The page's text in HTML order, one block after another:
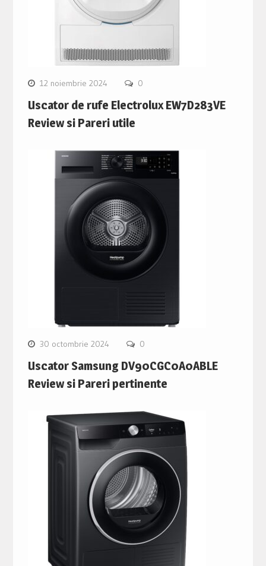
12 noiembrie 2024 0
Uscator de rufe Electrolux EW7D283VE
Review si Pareri utile
30 octombrie 2024 0
Uscator Samsung DV90CGC0A0ABLE
Review si Pareri pertinente